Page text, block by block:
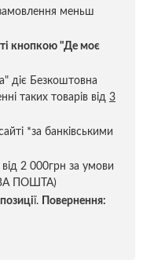
меньш
кнопкою "Де моє
діє Безкоштовна
таких товарів від 3
*за банківськими
2 000грн за умови
ПОШТА)
ї.
Повернення: